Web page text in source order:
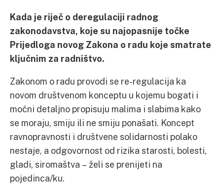
Kada je riječ o deregulaciji radnog
zakonodavstva, koje su najopasnije točke
Prijedloga novog Zakona o radu koje smatrate
ključnim za radništvo.
Zakonom o radu provodi se re-regulacija ka
novom društvenom konceptu u kojemu bogati i
moćni detaljno propisuju malima i slabima kako
se moraju, smiju ili ne smiju ponašati. Koncept
ravnopravnosti i društvene solidarnosti polako
nestaje, a odgovornost od rizika starosti, bolesti,
gladi, siromaštva – želi se prenijeti na
pojedinca/ku.